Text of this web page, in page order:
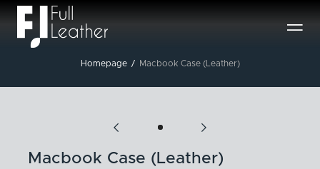

Homepage/ Macbook Case (Leather)
Macbook Case (Leather)